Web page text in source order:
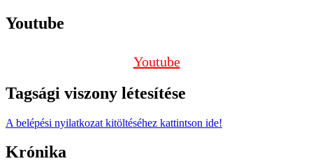
Youtube
Youtube
Tagsági viszony létesítése
A belépési nyilatkozat kitöltéséhez kattintson ide!
Krónika